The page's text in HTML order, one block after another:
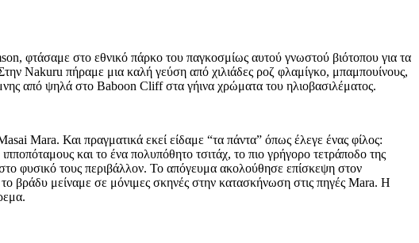
φτάσαμε στο εθνικό πάρκο του παγκοσμίως αυτού γνωστού βιότοπου για τα
Nakuru πήραμε μια καλή γεύση από χιλιάδες ροζ φλαμίγκο, μπαμπουίνους,
από ψηλά στο Baboon Cliff στα γήινα χρώματα του ηλιοβασιλέματος.
Mara. Και πραγματικά εκεί είδαμε “τα πάντα” όπως έλεγε ένας φίλος:
και το ένα πολυπόθητο τσιτάχ, το πιο γρήγορο τετράποδο της
φυσικό τους περιβάλλον. Το απόγευμα ακολούθησε επίσκεψη στον
βράδυ μείναμε σε μόνιμες σκηνές στην κατασκήνωση στις πηγές Mara. Η